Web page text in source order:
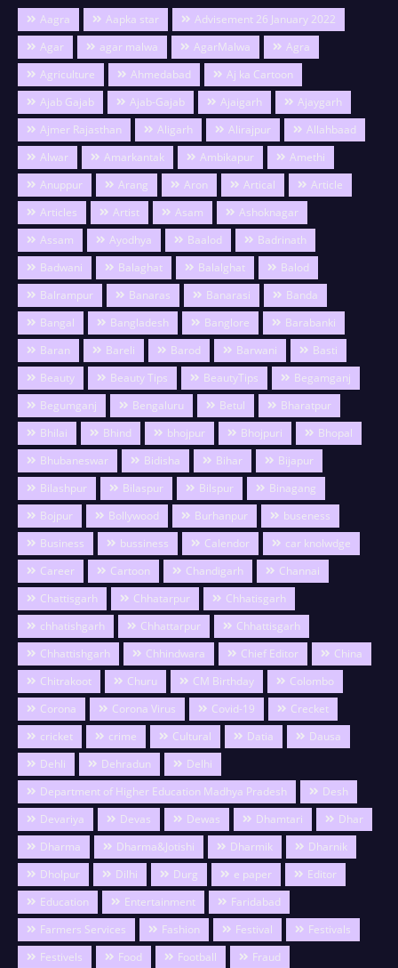
Aagra Aapka star
Advisement 26 January 2022
Agar
agar malwa AgarMalwa
Agra
Agriculture
Ahmedabad
Aj ka Cartoon
Ajab Gajab
Ajab-Gajab Ajaigarh
Ajaygarh
Ajmer Rajasthan
Aligarh Alirajpur
Allahbaad
Alwar
Amarkantak Ambikapur
Amethi
Anuppur
Arang Aron Artical
Article
Articles
Artist Asam
Ashoknagar
Assam
Ayodhya Baalod
Badrinath
Badwani
Balaghat Balalghat
Balod
Balrampur
Banaras Banarasi
Banda
Bangal
Bangladesh Banglore
Barabanki
Baran
Bareli Barod Barwani
Basti
Beauty
Beauty Tips BeautyTips
Begamganj
Begumganj
Bengaluru Betul
Bharatpur
Bhilai
Bhind bhojpur Bhojpuri
Bhopal
Bhubaneswar
Bidisha Bihar
Bijapur
Bilashpur
Bilaspur Bilspur
Binagang
Bojpur
Bollywood Burhanpur
buseness
Business
bussiness Calendor
car knolwdge
Career
Cartoon Chandigarh
Channai
Chattisgarh
Chhatarpur
Chhatisgarh
chhatishgarh
Chhattarpur
Chhattisgarh
Chhattishgarh
Chhindwara Chief Editor
China
Chitrakoot
Churu CM Birthday
Colombo
Corona
Corona Virus Covid-19
Crecket
cricket
crime Cultural Datia
Dausa
Dehli
Dehradun
Delhi
Department of Higher Education Madhya Pradesh
Desh
Devariya
Devas Dewas Dhamtari
Dhar
Dharma
Dharma&Jotishi Dharmik
Dharnik
Dholpur
Dilhi Durg e paper
Editor
Education
Entertainment
Faridabad
Farmers Services
Fashion Festival
Festivals
Festivels
Food Football
Fraud